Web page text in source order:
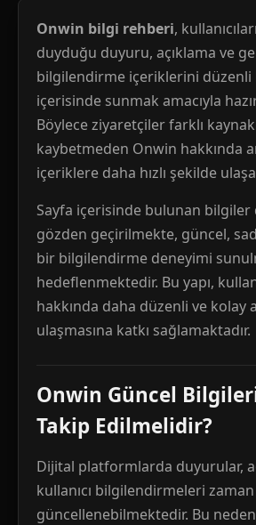
Onwin bilgi rehberi,
duyduğu duyuru, açıklama ve
bilgilendirme içeriklerini düzenli
içerisinde sunmak amacıyla
Böylece ziyaretçiler farklı
kaybetmeden Onwin hakkında
içeriklere daha hızlı şekilde
Sayfa içerisinde bulunan
gözden geçirilmekte, güncel,
bir bilgilendirme deneyimi
hedeflenmektedir. Bu yapı,
hakkında daha düzenli ve kolay
ulaşmasına katkı sağlamaktadır.
Onwin Güncel
Takip Edilmelidir?
Dijital platformlarda duyurular,
kullanıcı bilgilendirmeleri
güncellenebilmektedir. Bu